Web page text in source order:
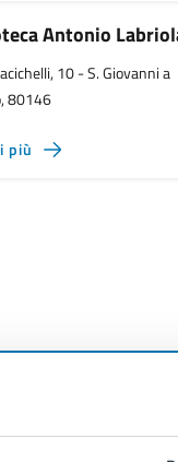
Antonio
10 - S. Giovanni a
80146
più